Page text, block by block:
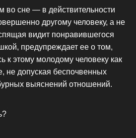
во сне — в действительности
другому человеку, а не
видит понравившегося
предупреждает ее о том,
к этому молодому человеку как
не допуская беспочвенных
выяснений отношений.